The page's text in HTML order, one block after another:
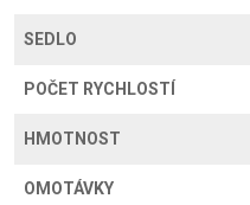
SEDLO
POČET RYCHLOSTÍ
HMOTNOST
OMOTÁVKY